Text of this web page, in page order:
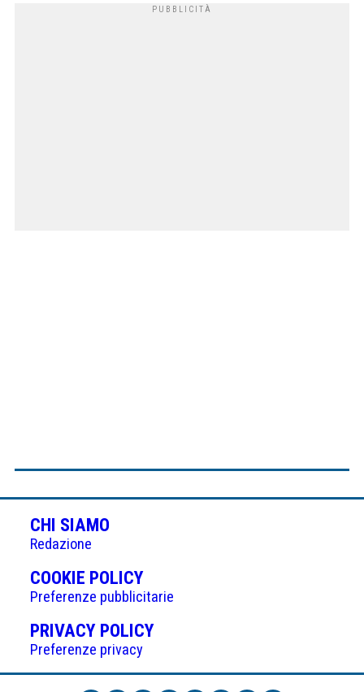
CHI SIAMO
Redazione
COOKIE POLICY(APRE
IN
UNA
NUOVA
Preferenze pubblicitarie
PRIVACY POLICY(APRE
UNA
Preferenze privacy